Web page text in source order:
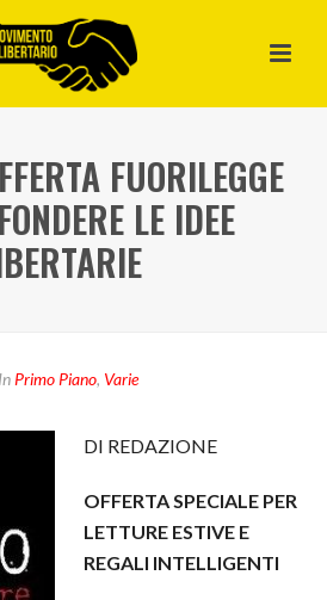
FUORILEGGE
LE IDEE
In Primo Piano, Varie
DI REDAZIONE
OFFERTA SPECIALE PER
LETTURE ESTIVE E
REGALI INTELLIGENTI